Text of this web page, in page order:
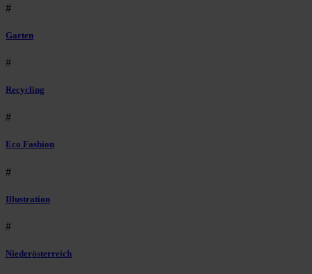
#
Garten
#
Recycling
#
Eco Fashion
#
Illustration
#
Niederösterreich